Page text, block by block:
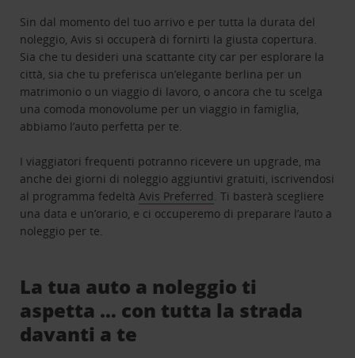
Sin dal momento del tuo arrivo e per tutta la durata del
noleggio, Avis si occuperà di fornirti la giusta copertura.
Sia che tu desideri una scattante city car per esplorare la
città, sia che tu preferisca un’elegante berlina per un
matrimonio o un viaggio di lavoro, o ancora che tu scelga
una comoda monovolume per un viaggio in famiglia,
abbiamo l’auto perfetta per te.
I viaggiatori frequenti potranno ricevere un upgrade, ma
anche dei giorni di noleggio aggiuntivi gratuiti, iscrivendosi
al programma fedeltàAvis Preferred. Ti basterà scegliere
una data e un’orario, e ci occuperemo di preparare l’auto a
noleggio per te.
La tua auto a noleggio ti
aspetta … con tutta la strada
davanti a te